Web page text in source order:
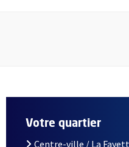
Votre quartier
Centre-ville / La